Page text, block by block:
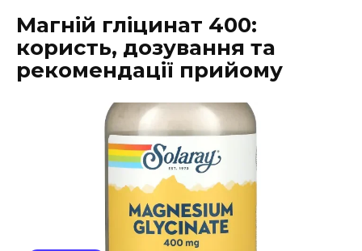
Магній гліцинат 400:
користь, дозування та
рекомендації прийому